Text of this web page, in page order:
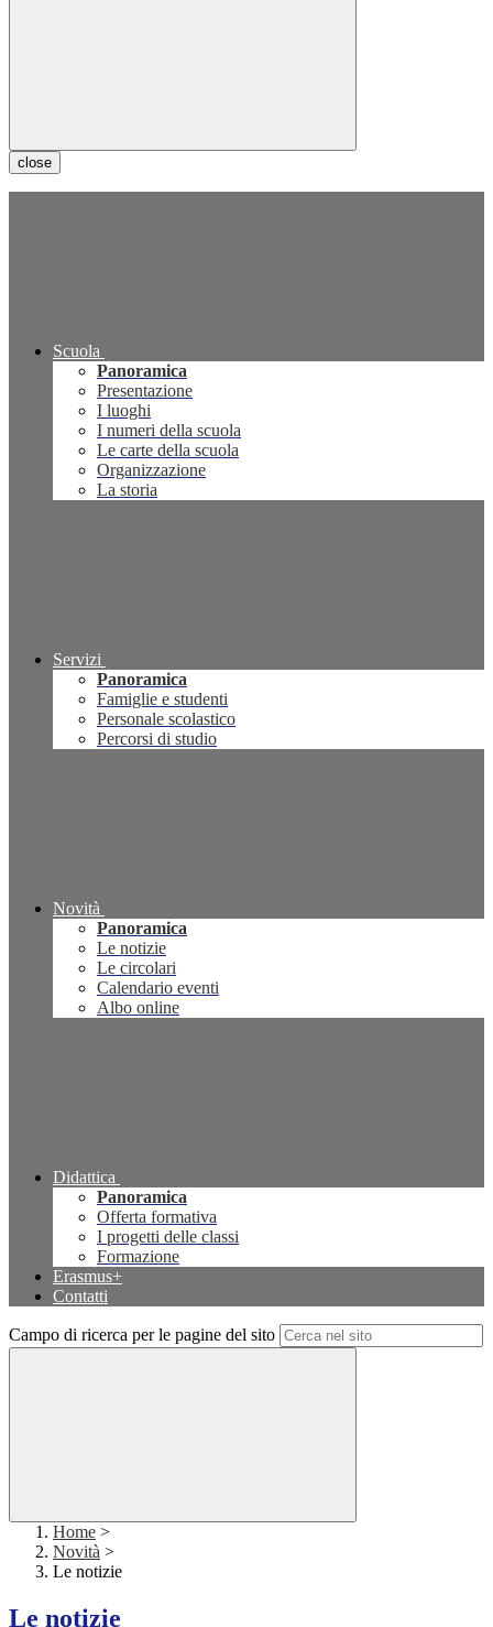
close
Scuola
Panoramica
Presentazione
I luoghi
I numeri della scuola
Le carte della scuola
Organizzazione
La storia
Servizi
Panoramica
Famiglie e studenti
Personale scolastico
Percorsi di studio
Novità
Panoramica
Le notizie
Le circolari
Calendario eventi
Albo online
Didattica
Panoramica
Offerta formativa
I progetti delle classi
Formazione
Erasmus+
Contatti
Campo di ricerca per le pagine del sito
Home >
Novità >
Le notizie
Le notizie